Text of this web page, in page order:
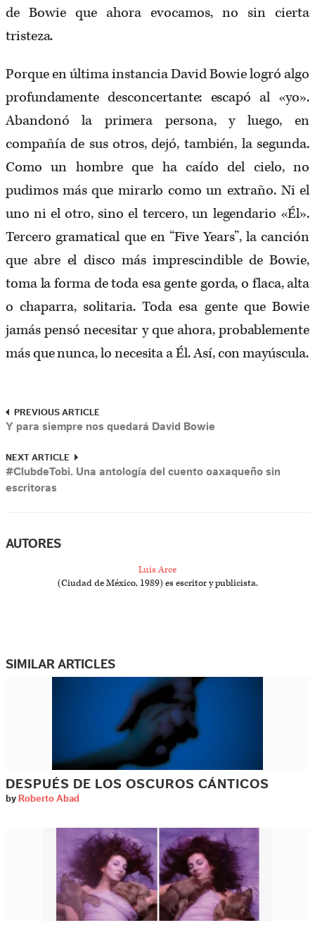
de Bowie que ahora evocamos, no sin cierta
tristeza.
Porque en última instancia David Bowie logró algo
profundamente desconcertante: escapó al «yo».
Abandonó la primera persona, y luego, en
compañía de sus otros, dejó, también, la segunda.
Como un hombre que ha caído del cielo, no
pudimos más que mirarlo como un extraño. Ni el
uno ni el otro, sino el tercero, un legendario «Él».
Tercero gramatical que en “Five Years”, la canción
que abre el disco más imprescindible de Bowie,
toma la forma de toda esa gente gorda, o flaca, alta
o chaparra, solitaria. Toda esa gente que Bowie
jamás pensó necesitar y que ahora, probablemente
más que nunca, lo necesita a Él. Así, con mayúscula.
PREVIOUS ARTICLE
Y para siempre nos quedará David Bowie
NEXT ARTICLE
#ClubdeTobi. Una antología del cuento oaxaqueño sin
escritoras
AUTORES
Luis Arce
(Ciudad de México, 1989) es escritor y publicista.
SIMILAR ARTICLES
DESPUÉS DE LOS OSCUROS CÁNTICOS
by Roberto Abad